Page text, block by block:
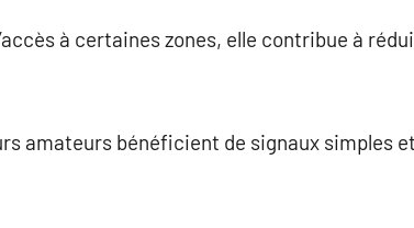
à certaines zones, elle contribue à
amateurs bénéficient de signaux simples